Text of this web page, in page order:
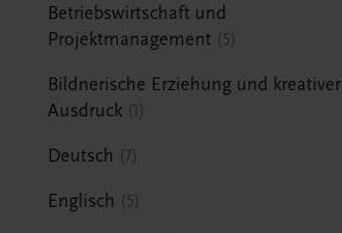
Betriebswirtschaft und
Projektmanagement
5
Bildnerische Erziehung und kreativer
Ausdruck 1
Deutsch 7
Englisch 5